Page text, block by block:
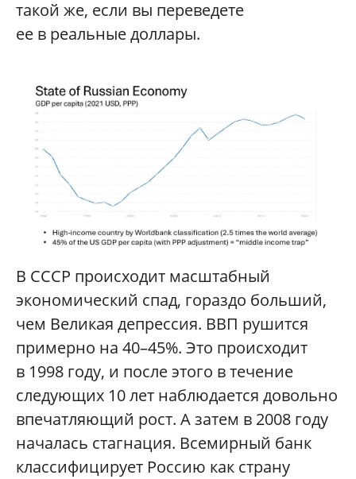
такой же, если вы переведете
ее в реальные доллары.
В СССР происходит масштабный
экономический спад, гораздо больший,
чем Великая депрессия. ВВП рушится
примерно на 40–45%. Это происходит
в 1998 году, и после этого в течение
следующих 10 лет наблюдается довольно
впечатляющий рост. А затем в 2008 году
началась стагнация. Всемирный банк
классифицирует Россию как страну